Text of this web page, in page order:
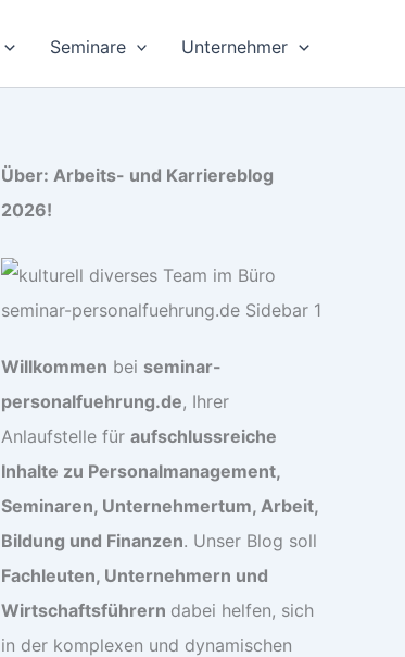
Seminare Unternehmer
Über: Arbeits- und Karriereblog
2026!
Willkommen bei seminar-
personalfuehrung.de, Ihrer
Anlaufstelle für aufschlussreiche
Inhalte zu Personalmanagement,
Seminaren, Unternehmertum, Arbeit,
Bildung und Finanzen. Unser Blog soll
Fachleuten, Unternehmern und
Wirtschaftsführern dabei helfen, sich
in der komplexen und dynamischen